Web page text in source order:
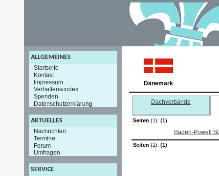
ALLGEMEINES
Startseite
Kontakt
Impressum
Verhaltenscodex
Spenden
Datenschutzerklärung
AKTUELLES
Nachrichten
Termine
Forum
Umfragen
SERVICE
Dänemark
Dachverbände
Seiten (1): (1)
Baden-Powell
Seiten (1): (1)